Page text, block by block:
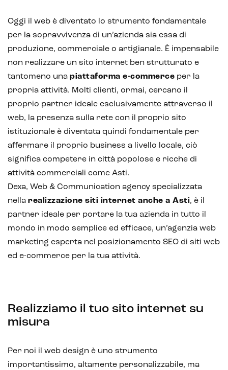
Oggi il web è diventato lo strumento fondamentale
per la sopravvivenza di un’azienda sia essa di
produzione, commerciale o artigianale. È impensabile
non realizzare un sito internet ben strutturato e
tantomeno una piattaforma e-commerce per la
propria attività. Molti clienti, ormai, cercano il
proprio partner ideale esclusivamente attraverso il
web, la presenza sulla rete con il proprio sito
istituzionale è diventata quindi fondamentale per
affermare il proprio business a livello locale, ciò
significa competere in città popolose e ricche di
attività commerciali come Asti.
Dexa, Web & Communication agency specializzata
nella realizzazione siti internet anche a Asti, è il
partner ideale per portare la tua azienda in tutto il
mondo in modo semplice ed efficace, un’agenzia web
marketing esperta nel posizionamento SEO di siti web
ed e-commerce per la tua attività.
Realizziamo il tuo sito internet su
misura
Per noi il web design è uno strumento
importantissimo, altamente personalizzabile, ma